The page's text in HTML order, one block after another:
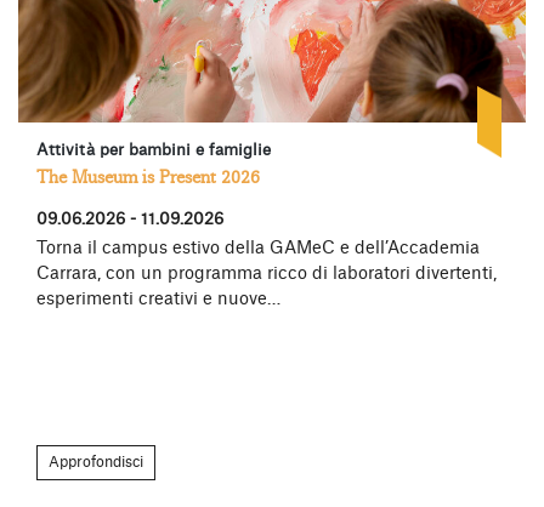
Attività per bambini e famiglie
The Museum is Present 2026
09.06.2026 - 11.09.2026
Torna il campus estivo della GAMeC e dell’Accademia
Carrara, con un programma ricco di laboratori divertenti,
esperimenti creativi e nuove…
Approfondisci